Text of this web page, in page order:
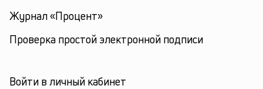
Журнал «Процент»
Проверка простой электронной подписи
Войти в личный кабинет